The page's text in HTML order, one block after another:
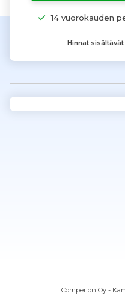
14 vuorokauden
Hinnat
Comperion Oy -